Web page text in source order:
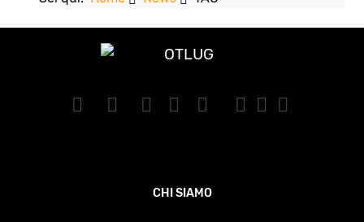
CHI SIAMO